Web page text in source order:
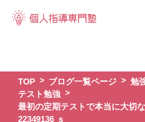
TOP ブログ一覧ページ
勉
テスト勉強
最初の定期テストで本当に大切
22349136_s